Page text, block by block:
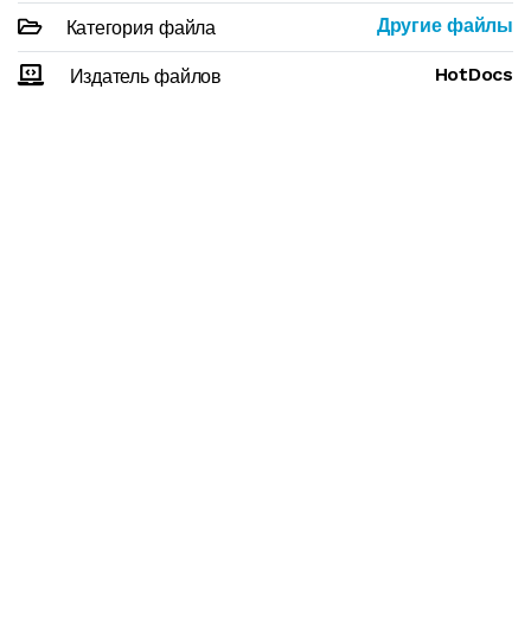
Категория файла Другие файлы
Издатель файлов HotDocs